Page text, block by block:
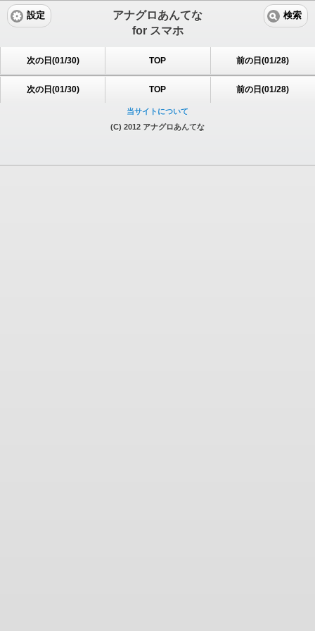
アナグロあんてな
for スマホ
設定 検索
次の日(01/30) TOP 前の日(01/28)
次の日(01/30) TOP 前の日(01/28)
当サイトについて
(C) 2012 アナグロあんてな